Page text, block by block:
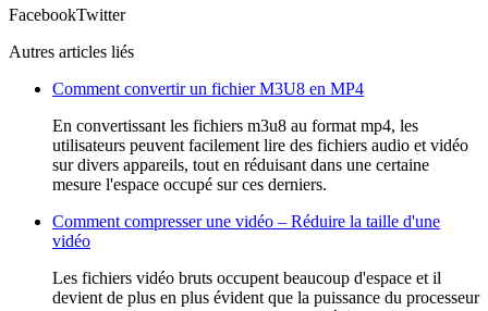
FacebookTwitter
Autres articles liés
Comment convertir un fichier M3U8 en MP4
En convertissant les fichiers m3u8 au format mp4, les
utilisateurs peuvent facilement lire des fichiers audio et vidéo
sur divers appareils, tout en réduisant dans une certaine
mesure l'espace occupé sur ces derniers.
Comment compresser une vidéo – Réduire la taille d'une
vidéo
Les fichiers vidéo bruts occupent beaucoup d'espace et il
devient de plus en plus évident que la puissance du processeur